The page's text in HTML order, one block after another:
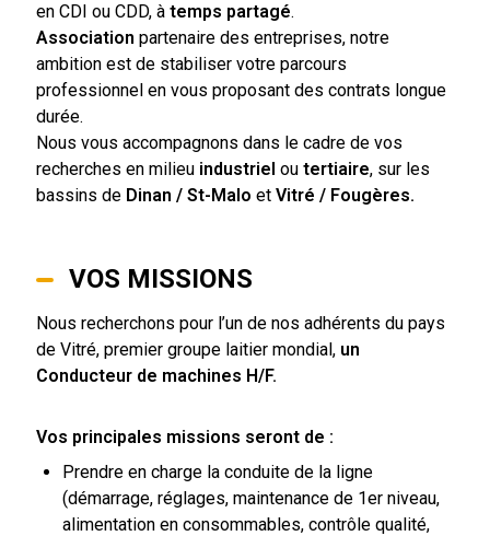
en CDI ou CDD, à temps partagé.
Association partenaire des entreprises, notre
ambition est de stabiliser votre parcours
professionnel en vous proposant des contrats longue
durée.
Nous vous accompagnons dans le cadre de vos
recherches en milieu industriel ou tertiaire, sur les
bassins deDinan / St-Malo et Vitré / Fougères.
VOS MISSIONS
Nous recherchons pour l’un de nos adhérents du pays
de Vitré, premier groupe laitier mondial, un
Conducteur de machines H/F.
Vos principales missions seront de :
Prendre en charge la conduite de la ligne
(démarrage, réglages, maintenance de 1er niveau,
alimentation en consommables, contrôle qualité,